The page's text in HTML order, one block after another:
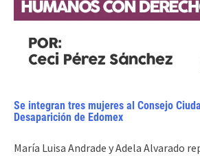
Se integran tres mujeres al Consejo
Desaparición de Edomex
María Luisa Andrade y Adela Alvarado